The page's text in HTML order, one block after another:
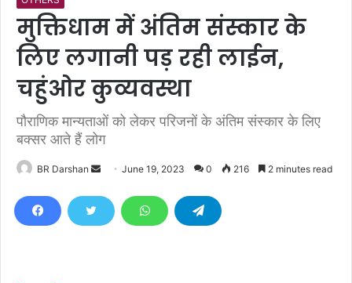
मुक्तिधाम में अंतिम संस्कार के
लिए लगानी पड़ रही लाईन,
चहुंओर कुव्यवस्था
पौराणिक मान्यताओं को लेकर परिजनों के अंतिम संस्कार के लिए
बक्सर आते हैं लोग
BR Darshan
d
June 19, 2023 0 216 2 minutes read